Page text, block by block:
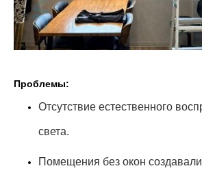
Проблемы:
Отсутствие естественного
света.
Помещения без окон